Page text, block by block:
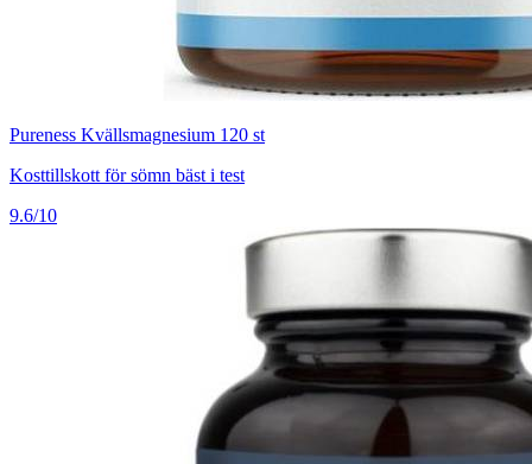
Pureness Kvällsmagnesium 120 st
Kosttillskott för sömn bäst i test
9.6/10